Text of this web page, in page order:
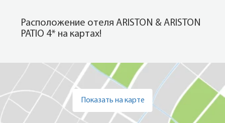
Расположение отеля ARISTON & ARISTON
PATIO 4* на картах!
Показать на карте